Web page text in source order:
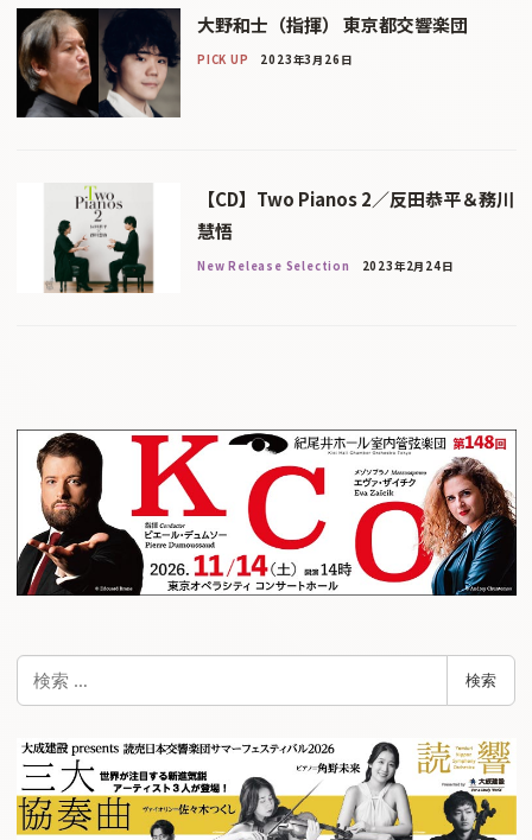
大野和士（指揮） 東京都交響楽団
PICK UP 2023年3月26日
【CD】Two Pianos 2／反田恭平＆務川
慧悟
New Release Selection 2023年2月24日
検索